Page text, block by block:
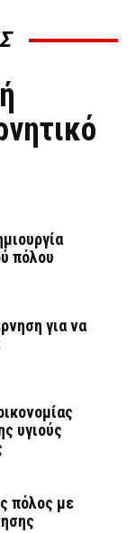
πόλου
για να
υγιούς
πόλος με